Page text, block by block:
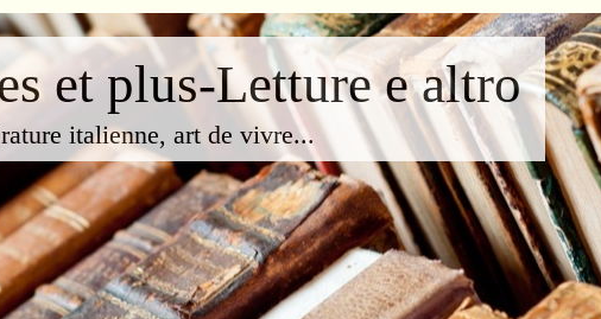
et plus-Letture e altro
italienne, art de vivre...